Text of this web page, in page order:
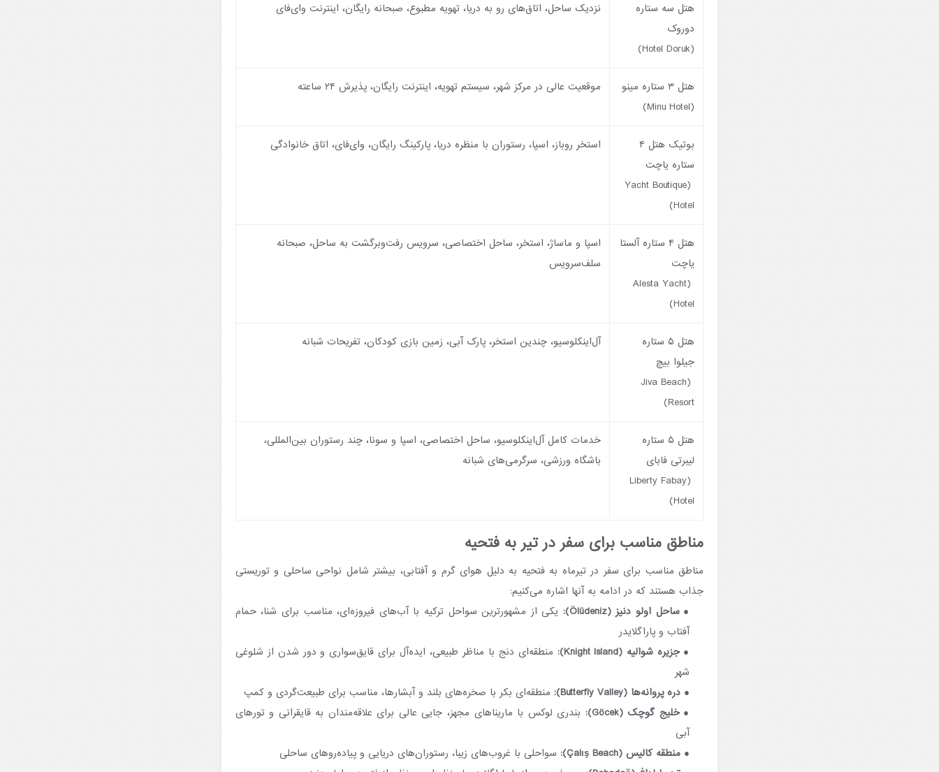
هتل سه ستاره
دوروک
(Hotel Doruk)
نزدیک ساحل، اتاق‌های رو به دریا، تهویه مطبوع، صبحانه رایگان، اینترنت وای‌فای
هتل ۳ ستاره مینو
(Minu Hotel)
موقعیت عالی در مرکز شهر، سیستم تهویه، اینترنت رایگان، پذیرش ۲۴ ساعته
بوتیک هتل ۴
ستاره یاچت
(Yacht Boutique
Hotel)
استخر روباز، اسپا، رستوران با منظره دریا، پارکینگ رایگان، وای‌فای، اتاق خانوادگی
هتل ۴ ستاره آلستا
یاچت
(Alesta Yacht
Hotel)
اسپا و ماساژ، استخر، ساحل اختصاصی، سرویس رفت‌وبرگشت به ساحل، صبحانه
سلف‌سرویس
هتل ۵ ستاره
جیلوا بیچ
(Jiva Beach
Resort)
آل‌اینکلوسیو، چندین استخر، پارک آبی، زمین بازی کودکان، تفریحات شبانه
هتل ۵ ستاره
لیبرتی فابای
(Liberty Fabay
Hotel)
خدمات کامل آل‌اینکلوسیو، ساحل اختصاصی، اسپا و سونا، چند رستوران بین‌المللی،
باشگاه ورزشی، سرگرمی‌های شبانه
مناطق مناسب برای سفر در تیر به فتحیه
مناطق مناسب برای سفر در تیرماه به فتحیه به دلیل هوای گرم و آفتابی، بیشتر شامل نواحی ساحلی و توریستی
جذاب هستند که در ادامه به آنها اشاره می‌کنیم:
ساحل اولو دنیز (Ölüdeniz):
یکی از مشهورترین سواحل ترکیه با آب‌های فیروزه‌ای، مناسب برای شنا، حمام
آفتاب و پاراگلایدر
جزیره شوالیه (Knight Island):
منطقه‌ای دنج با مناظر طبیعی، ایده‌آل برای قایق‌سواری و دور شدن از شلوغی
شهر
دره پروانه‌ها (Butterfly Valley):
منطقه‌ای بکر با صخره‌های بلند و آبشارها، مناسب برای طبیعت‌گردی و کمپ
خلیج گوچک (Göcek):
بندری لوکس با ماریناهای مجهز، جایی عالی برای علاقه‌مندان به قایقرانی و تورهای
آبی
منطقه کالیس (Çalış Beach):
سواحلی با غروب‌های زیبا، رستوران‌های دریایی و پیاده‌روهای ساحلی